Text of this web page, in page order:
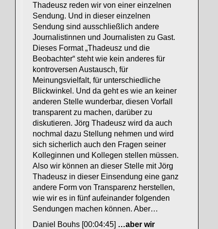
Thadeusz reden wir von einer einzelnen
Sendung. Und in dieser einzelnen
Sendung sind ausschließlich andere
Journalistinnen und Journalisten zu Gast.
Dieses Format „Thadeusz und die
Beobachter“ steht wie kein anderes für
kontroversen Austausch, für
Meinungsvielfalt, für unterschiedliche
Blickwinkel. Und da geht es wie an keiner
anderen Stelle wunderbar, diesen Vorfall
transparent zu machen, darüber zu
diskutieren. Jörg Thadeusz wird da auch
nochmal dazu Stellung nehmen und wird
sich sicherlich auch den Fragen seiner
Kolleginnen und Kollegen stellen müssen.
Also wir können an dieser Stelle mit Jörg
Thadeusz in dieser Einsendung eine ganz
andere Form von Transparenz herstellen,
wie wir es in fünf aufeinander folgenden
Sendungen machen können. Aber…
Daniel Bouhs [00:04:45] …aber wir